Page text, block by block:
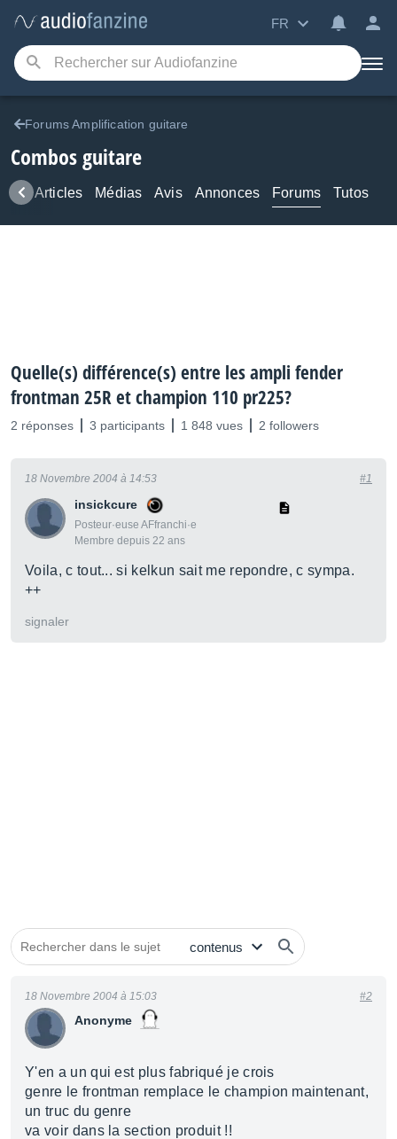
FR
Forums Amplification guitare
Combos guitare
Articles Médias Avis Annonces Forums Tutos
Quelle(s) différence(s) entre les ampli fender
frontman 25R et champion 110 pr225?
2 réponses 3 participants 1 848 vues 2 followers
insickcure
Posteur·euse AFfranchi·e
Membre depuis 22 ans
18 Novembre 2004 à 14:53 #1
Voila, c tout... si kelkun sait me repondre, c sympa.
++
signaler
Anonyme
18 Novembre 2004 à 15:03 #2
Y'en a un qui est plus fabriqué je crois
genre le frontman remplace le champion maintenant,
un truc du genre
va voir dans la section produit !!